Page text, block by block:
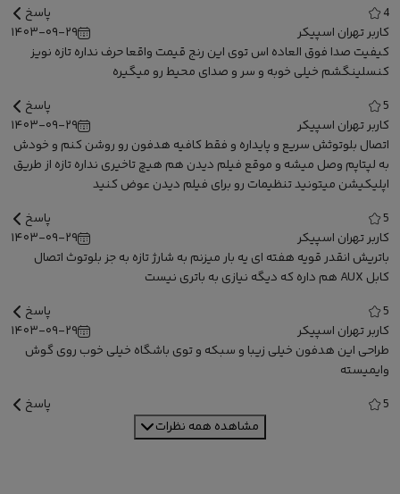
4
پاسخ
کاربر تهران اسپیکر
۱۴۰۳-۰۹-۲۹
کیفیت صدا فوق العاده اس توی این رنج قیمت واقعا حرف نداره تازه نویز
کنسلینگشم خیلی خوبه و سر و صدای محیط رو میگیره
5
پاسخ
کاربر تهران اسپیکر
۱۴۰۳-۰۹-۲۹
اتصال بلوتوثش سریع و پایداره و فقط کافیه هدفون رو روشن کنم و خودش
به لپتاپم وصل میشه و موقع فیلم دیدن هم هیچ تاخیری نداره تازه از طریق
اپلیکیشن میتونید تنظیمات رو برای فیلم دیدن عوض کنید
5
پاسخ
کاربر تهران اسپیکر
۱۴۰۳-۰۹-۲۹
باتریش انقدر قویه هفته ای یه بار میزنم به شارژ تازه به جز بلوتوث اتصال
کابل AUX هم داره که دیگه نیازی به باتری نیست
5
پاسخ
کاربر تهران اسپیکر
۱۴۰۳-۰۹-۲۹
طراحی این هدفون خیلی زیبا و سبکه و توی باشگاه خیلی خوب روی گوش
وایمیسته
5
پاسخ
مشاهده همه نظرات